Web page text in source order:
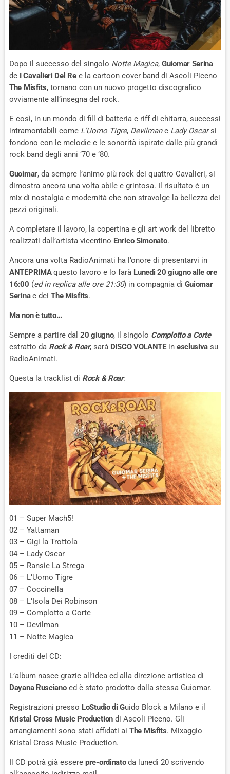
Dopo il successo del singolo Notte Magica, Guiomar Serina
de I Cavalieri Del Ree la cartoon cover band di Ascoli Piceno
The Misfits, tornano con un nuovo progetto discografico
ovviamente all’insegna del rock.
E così, in un mondo di fill di batteria e riff di chitarra, successi
intramontabili come L’Uomo Tigre, Devilmane Lady Oscarsi
fondono con le melodie e le sonorità ispirate dalle più grandi
rock band degli anni ’70 e ’80.
Guoimar, da sempre l’animo più rock dei quattro Cavalieri, si
dimostra ancora una volta abile e grintosa. Il risultato è un
mix di nostalgia e modernità che non stravolge la bellezza dei
pezzi originali.
A completare il lavoro, la copertina e gli art work del libretto
realizzati dall’artista vicentino Enrico Simonato.
Ancora una volta RadioAnimati ha l’onore di presentarvi in
ANTEPRIMAquesto lavoro e lo farà Lunedì 20 giugno alle ore
16:00 (ed in replica alle ore 21:30) in compagnia di Guiomar
Serinae deiThe Misfits.
Ma non è tutto…
Sempre a partire dal 20 giugno, il singolo Complotto a Corte
estratto da Rock & Roar, sarà DISCO VOLANTEin esclusiva su
RadioAnimati.
Questa la tracklist di Rock & Roar:
01 – Super Mach5!
02 – Yattaman
03 – Gigi la Trottola
04 – Lady Oscar
05 – Ransie La Strega
06 – L’Uomo Tigre
07 – Coccinella
08 – L’Isola Dei Robinson
09 – Complotto a Corte
10 – Devilman
11 – Notte Magica
I crediti del CD:
L’album nasce grazie all’idea ed alla direzione artistica di
Dayana Ruscianoed è stato prodotto dalla stessa Guiomar.
Registrazioni presso LoStudio di Guido Block a Milano e il
Kristal Cross Music Production di Ascoli Piceno. Gli
arrangiamenti sono stati affidati ai The Misfits. Mixaggio
Kristal Cross Music Production.
Il CD potrà già essere pre-ordinatoda lunedì 20 scrivendo